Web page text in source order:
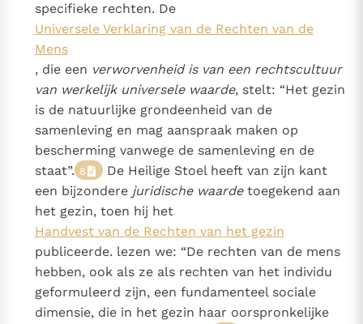
specifieke rechten. De
Universele Verklaring van de Rechten van de
Mens
, die een verworvenheid is van een rechtscultuur
van werkelijk universele waarde, stelt: “Het gezin
is de natuurlijke grondeenheid van de
samenleving en mag aanspraak maken op
bescherming vanwege de samenleving en de
staat”. 8
De Heilige Stoel heeft van zijn kant
een bijzondere juridische waardetoegekend aan
het gezin, toen hij het
Handvest van de Rechten van het gezin
publiceerde. lezen we: “De rechten van de mens
hebben, ook als ze als rechten van het individu
geformuleerd zijn, een fundamenteel sociale
dimensie, die in het gezin haar oorspronkelijke